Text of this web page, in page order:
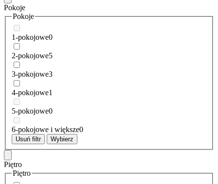
Pokoje
Pokoje
1-pokojowe0
2-pokojowe5
3-pokojowe3
4-pokojowe1
5-pokojowe0
6-pokojowe i większe0
Usuń filtr Wybierz
Piętro
Piętro